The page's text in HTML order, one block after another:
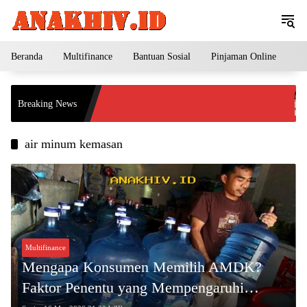
Beranda Multifinance Bantuan Sosial Pinjaman Online
Breaking News
air minum kemasan
Multifinance
Mengapa Konsumen Memilih AMDK?
Faktor Penentu yang Mempengaruhi